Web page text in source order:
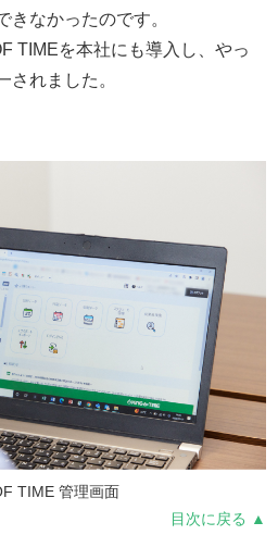
きなかったのです。
TIMEを本社にも導入し、やっ
されました。
TIME 管理画面
目次に戻る ▲